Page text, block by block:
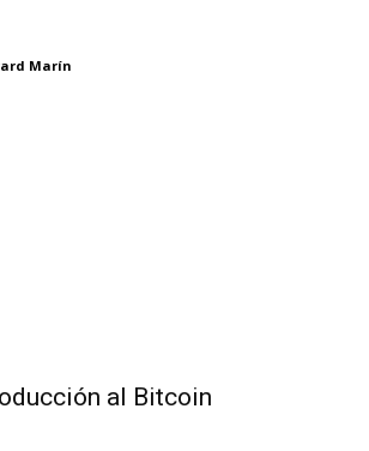
Marín
al Bitcoin